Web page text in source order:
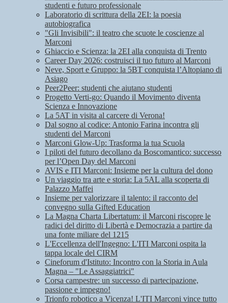
studenti e futuro professionale
Laboratorio di scrittura della 2EI: la poesia
autobiografica
"Gli Invisibili": il teatro che scuote le coscienze al
Marconi
Ghiaccio e Scienza: la 2EI alla conquista di Trento
Career Day 2026: costruisci il tuo futuro al Marconi
Neve, Sport e Gruppo: la 5BT conquista l’Altopiano di
Asiago
Peer2Peer: studenti che aiutano studenti
Progetto Verti-go: Quando il Movimento diventa
Scienza e Innovazione
La 5AT in visita al carcere di Verona!
Dal sogno al codice: Antonio Farina incontra gli
studenti del Marconi
Marconi Glow-Up: Trasforma la tua Scuola
I piloti del futuro decollano da Boscomantico: successo
per l’Open Day del Marconi
AVIS e ITI Marconi: Insieme per la cultura del dono
Un viaggio tra arte e storia: La 5AL alla scoperta di
Palazzo Maffei
Insieme per valorizzare il talento: il racconto del
convegno sulla Gifted Education
La Magna Charta Libertatum: il Marconi riscopre le
radici del diritto di Libertà e Democrazia a partire da
una fonte miliare del 1215
L'Eccellenza dell'Ingegno: L'ITI Marconi ospita la
tappa locale del CIRM
Cineforum d'Istituto: Incontro con la Storia in Aula
Magna – "Le Assaggiatrici"
Corsa campestre: un successo di partecipazione,
passione e impegno!
Trionfo robotico a Vicenza! L'ITI Marconi vince tutto